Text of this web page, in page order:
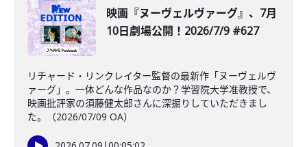
映画『ヌーヴェルヴァーグ』、7月
10日劇場公開！2026/7/9 #627
リチャード・リンクレイター監督の最新作「ヌーヴェルヴ
ァーグ」。一体どんな作品なのか？学習院大学准教授で、
映画批評家の須藤健太郎さんに深掘りしていただきまし
た。（2026/07/09 OA）